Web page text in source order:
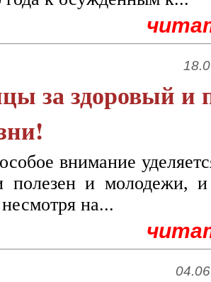
за здоровый и
внимание
полезен и молодежи,
на...